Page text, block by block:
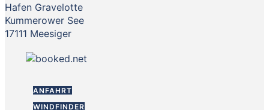
Hafen Gravelotte
Kummerower See
17111 Meesiger
ANFAHRT
WINDFINDER